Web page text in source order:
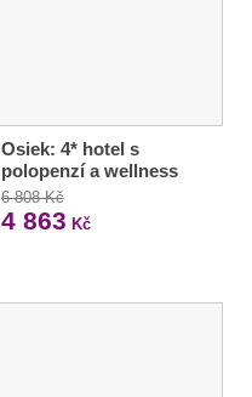
Osiek: 4* hotel s
polopenzí a wellness
6 808 Kč
4 863 Kč